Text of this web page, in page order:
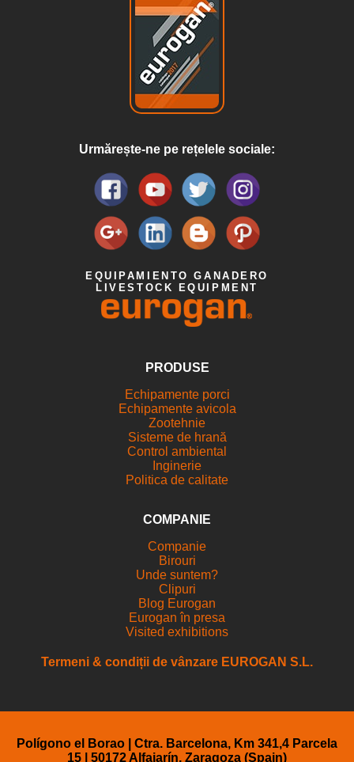
Urmărește-ne pe rețelele sociale:
EQUIPAMIENTO GANADERO
LIVESTOCK EQUIPMENT
PRODUSE
Echipamente porci
Echipamente avicola
Zootehnie
Sisteme de hrană
Control ambiental
Inginerie
Politica de calitate
COMPANIE
Companie
Birouri
Unde suntem?
Clipuri
Blog Eurogan
Eurogan în presa
Visited exhibitions
Termeni & condiții de vânzare EUROGAN S.L.
Polígono el Borao | Ctra. Barcelona, Km 341,4 Parcela
15 | 50172 Alfajarín, Zaragoza (Spain)